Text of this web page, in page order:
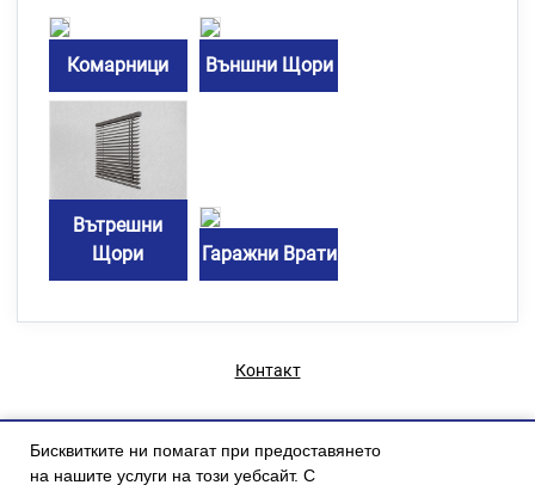
Бисквитките ни помагат при предоставянето
на нашите услуги на този уебсайт. С
Комарници Външни Щори
Вътрешни
Щори
Гаражни Врати
Контакт